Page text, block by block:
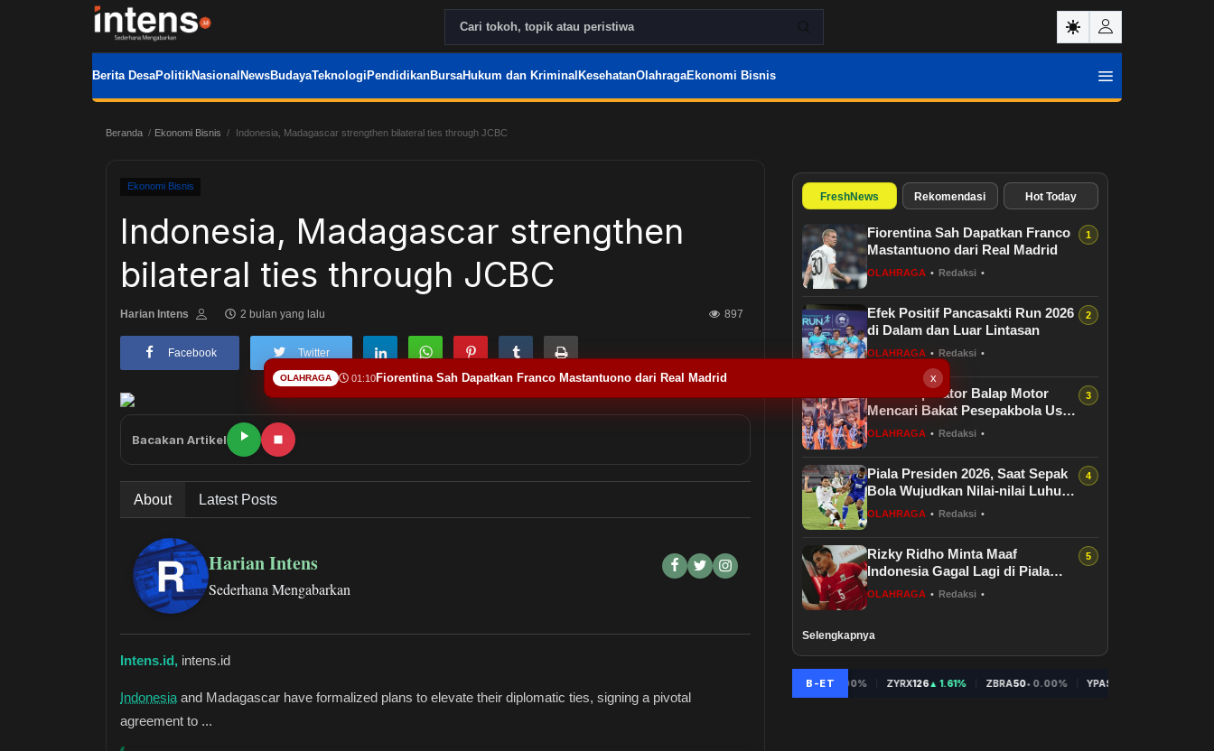
Berita DesaPolitikNasional NewsBudayaTeknologi PendidikanBursaHukum dan Kriminal KesehatanOlahragaEkonomi Bisnis
Beranda Ekonomi Bisnis Indonesia, Madagascar strengthen bilateral ties through JCBC
Ekonomi Bisnis
Indonesia, Madagascar strengthen
bilateral ties through JCBC
Harian Intens 2 bulan yang lalu 897
Facebook Twitter
Bacakan Artikel
About Latest Posts
Harian Intens
Sederhana Mengabarkan
Intens.id, intens.id
Indonesia and Madagascar have formalized plans to elevate their diplomatic ties, signing a pivotal
agreement to ...
FreshNews Rekomendasi Hot Today
Fiorentina Sah Dapatkan Franco
Mastantuono dari Real Madrid
OLAHRAGA • Redaksi •
Efek Positif Pancasakti Run 2026
di Dalam dan Luar Lintasan
OLAHRAGA • Redaksi •
Ketika Operator Balap Motor
Mencari Bakat Pesepakbola Usia
Dini
OLAHRAGA • Redaksi •
Piala Presiden 2026, Saat Sepak
Bola Wujudkan Nilai-nilai Luhur
Indonesia
OLAHRAGA • Redaksi •
Rizky Ridho Minta Maaf
Indonesia Gagal Lagi di Piala
AFF
OLAHRAGA • Redaksi •
Selengkapnya
x
OLAHRAGA 01:10Fiorentina Sah Dapatkan Franco Mastantuono dari Real Madrid